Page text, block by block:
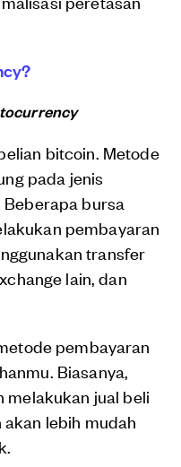
bitcoin. Metode
pada jenis
bursa
pembayaran
transfer
lain, dan
pembayaran
Biasanya,
melakukan jual beli
lebih mudah